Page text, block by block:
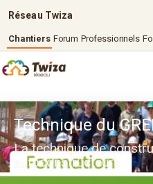
Réseau Twiza
Chantiers Forum Professionnels
Technique du
La technique de
autoconstructeurs